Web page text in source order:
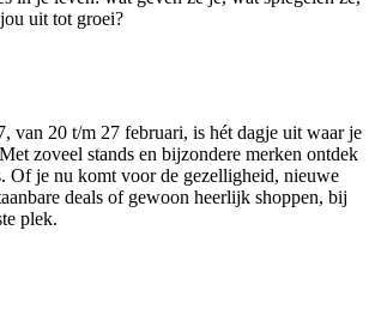
uit tot groei?
van 20 t/m 27 februari, is hét dagje uit waar je
zoveel stands en bijzondere merken ontdek
Of je nu komt voor de gezelligheid, nieuwe
deals of gewoon heerlijk shoppen, bij
plek.